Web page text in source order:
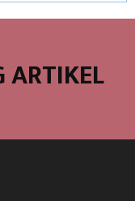
ARTIKEL